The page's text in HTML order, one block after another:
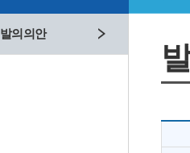
발의의안